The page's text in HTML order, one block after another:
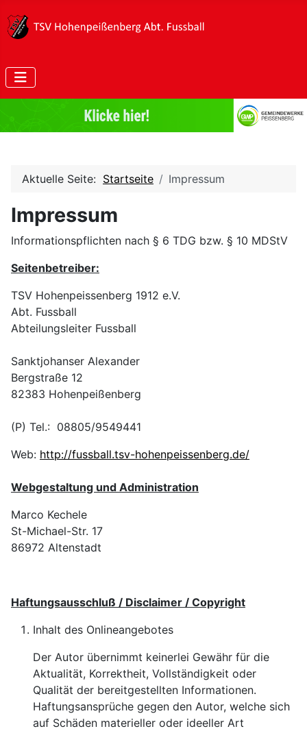
Aktuelle Seite: Startseite Impressum
Impressum
Informationspflichten nach § 6 TDG bzw. § 10 MDStV
Seitenbetreiber:
TSV Hohenpeissenberg 1912 e.V.
Abt. Fussball
Abteilungsleiter Fussball
Sanktjohanser Alexander
Bergstraße 12
82383 Hohenpeißenberg
(P) Tel.: 08805/9549441
Web: http://fussball.tsv-hohenpeissenberg.de/
Webgestaltung und Administration
Marco Kechele
St-Michael-Str. 17
86972 Altenstadt
Haftungsausschluß / Disclaimer / Copyright
Inhalt des Onlineangebotes
Der Autor übernimmt keinerlei Gewähr für die
Aktualität, Korrektheit, Vollständigkeit oder
Qualität der bereitgestellten Informationen.
Haftungsansprüche gegen den Autor, welche sich
auf Schäden materieller oder ideeller Art